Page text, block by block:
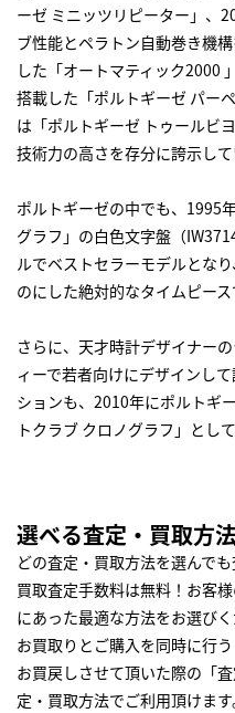
ーゼ ミニッツリピーター」、
ブ性能とペラトン自動巻き機
した「オートマティック2000
搭載した「ポルトギーゼ パー
は「ポルトギーゼ トゥールビ
技術力の高さを存分に誇示して
ポルトギーゼの中でも、1995
グラフ」の白色文字盤（
ルでベストセラーモデルとな
のにした絶対的なタイムピース
さらに、天才時計デザイナー
ィーで若者向けにデザインし
ションも、2010年にポルトギ
トクラブ クロノグラフ」とし
選べる査定・買取方
どの査定・買取方法を選んでも
買取査定手数料は無料！お客
にあった最適な方法をお選びく
お買取りとご購入を同時に行
お買戻しさせて頂いた際の「
定・買取方法でご利用頂けます